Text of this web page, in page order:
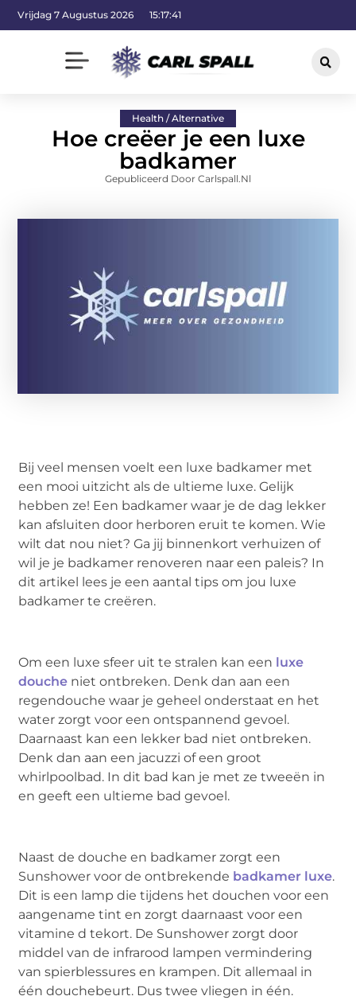
Vrijdag 7 Augustus 2026 15:17:42
Health / Alternative
Hoe creëer je een luxe
badkamer
Gepubliceerd Door Carlspall.nl
Bij veel mensen voelt een luxe badkamer met
een mooi uitzicht als de ultieme luxe. Gelijk
hebben ze! Een badkamer waar je de dag lekker
kan afsluiten door herboren eruit te komen. Wie
wilt dat nou niet? Ga jij binnenkort verhuizen of
wil je je badkamer renoveren naar een paleis? In
dit artikel lees je een aantal tips om jou luxe
badkamer te creëren.
Om een luxe sfeer uit te stralen kan een luxe
douche niet ontbreken. Denk dan aan een
regendouche waar je geheel onderstaat en het
water zorgt voor een ontspannend gevoel.
Daarnaast kan een lekker bad niet ontbreken.
Denk dan aan een jacuzzi of een groot
whirlpoolbad. In dit bad kan je met ze tweeën in
en geeft een ultieme bad gevoel.
Naast de douche en badkamer zorgt een
Sunshower voor de ontbrekende badkamer luxe.
Dit is een lamp die tijdens het douchen voor een
aangename tint en zorgt daarnaast voor een
vitamine d tekort. De Sunshower zorgt door
middel van de infrarood lampen vermindering
van spierblessures en krampen. Dit allemaal in
één douchebeurt. Dus twee vliegen in één.